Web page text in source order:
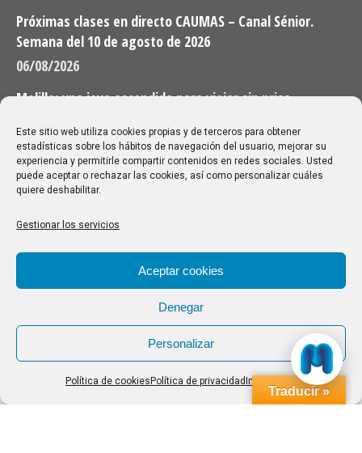
Este sitio web utiliza cookies propias y de terceros para obtener
estadísticas sobre los hábitos de navegación del usuario, mejorar su
experiencia y permitirle compartir contenidos en redes sociales. Usted
puede aceptar o rechazar las cookies, así como personalizar cuáles
quiere deshabilitar.
Gestionar los servicios
Aceptar cookies
Denegar
Personalizar
Política de cookies Política de privacidad Impressum
Próximas clases en directo CAUMAS – Canal Sénior.
Semana del 10 de agosto de 2026
06/08/2026
Melilla: una joya escondida para viajar sin prisa
28/07/2026
Buscar
Buscar:
Aviso Legal|Política de privacidad|Política de cookies
Traducir »